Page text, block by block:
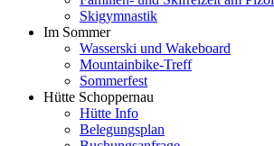
Skigymnastik
Im Sommer
Wasserski und Wakeboard
Mountainbike-Treff
Sommerfest
Hütte Schoppernau
Hütte Info
Belegungsplan